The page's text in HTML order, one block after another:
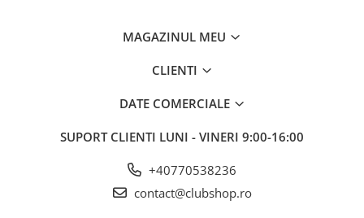
MAGAZINUL MEU
CLIENTI
DATE COMERCIALE
SUPORT CLIENTI LUNI - VINERI 9:00-16:00
+40770538236
contact@clubshop.ro